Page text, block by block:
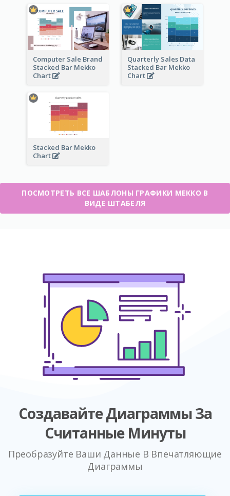
Computer Sale Brand
Stacked Bar Mekko
Chart
Quarterly Sales Data
Stacked Bar Mekko
Chart
Stacked Bar Mekko
Chart
ПОСМОТРЕТЬ ВСЕ ШАБЛОНЫ ГРАФИКИ МЕККО В
ВИДЕ ШТАБЕЛЯ
Создавайте Диаграммы За
Считанные Минуты
Преобразуйте Ваши Данные В Впечатляющие
Диаграммы